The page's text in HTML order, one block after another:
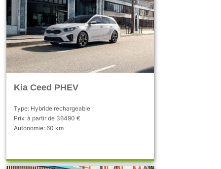
Kia Ceed PHEV
Type: Hybride rechargeable
Prix: à partir de 36490 €
Autonomie: 60 km